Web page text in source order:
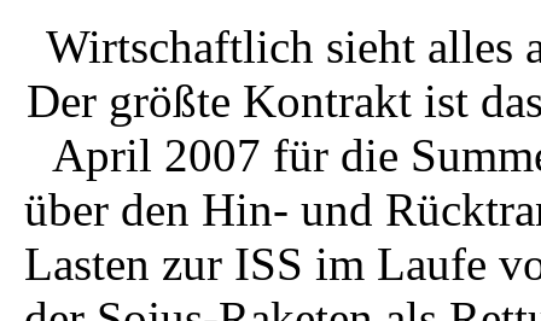
Wirtschaftlich sieht alles
Der größte Kontrakt ist
April 2007 für die
über den Hin- und
Lasten zur ISS im Laufe